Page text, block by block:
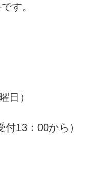
す。
）
13：00から）